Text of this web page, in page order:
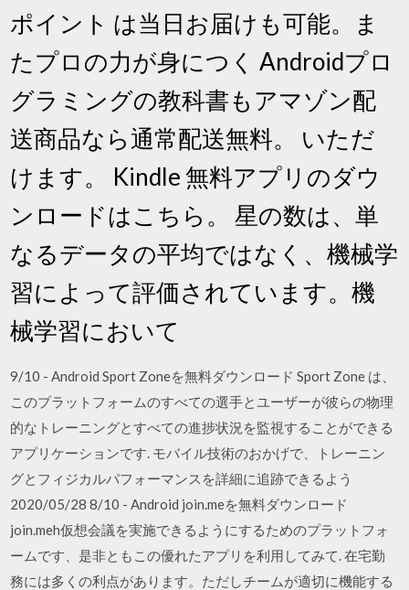
ポイント は当日お届けも可能。ま
たプロの力が身につく Androidプロ
グラミングの教科書もアマゾン配
送商品なら通常配送無料。 いただ
けます。 Kindle 無料アプリのダウ
ンロードはこちら。 星の数は、単
なるデータの平均ではなく、機械学
習によって評価されています。機
械学習において
9/10 - Android Sport Zoneを無料ダウンロード Sport Zone は、
このプラットフォームのすべての選手とユーザーが彼らの物理
的なトレーニングとすべての進捗状況を監視することができる
アプリケーションです. モバイル技術のおかげで、トレーニン
グとフィジカルパフォーマンスを詳細に追跡できるよう
2020/05/28 8/10 - Android join.meを無料ダウンロード
join.meh仮想会議を実施できるようにするためのプラットフォ
ームです、是非ともこの優れたアプリを利用してみて. 在宅勤
務には多くの利点があります。ただしチームが適切に機能する